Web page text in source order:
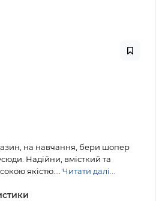
на навчання, бери шопер
Надійни, вмісткий та
якістю.... Читати далі...